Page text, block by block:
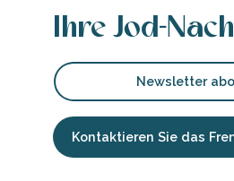
Ihre Jod-
Newsletter
Kontaktieren Sie das